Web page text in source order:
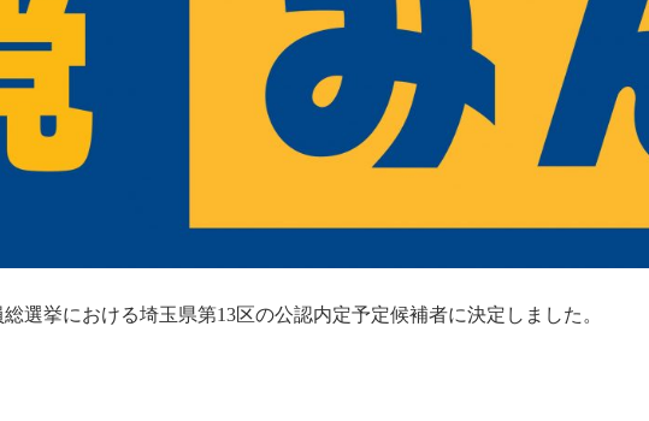
選挙における埼玉県第13区の公認内定予定候補者に決定しました。